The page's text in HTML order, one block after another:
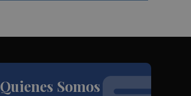
Quienes Somos